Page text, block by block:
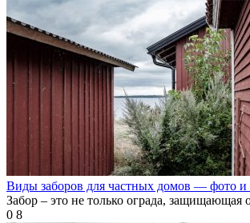
Виды заборов для частных домов — фото
Забор – это не только ограда, защищающая
0 8